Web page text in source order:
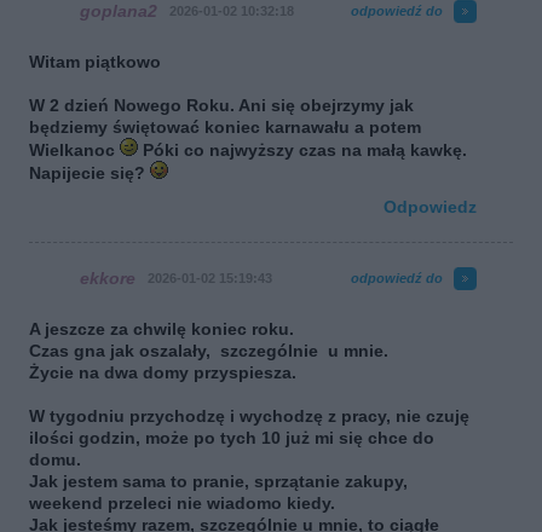
goplana2 2026-01-02 10:32:18 odpowiedź do
Witam piątkowo
W 2 dzień Nowego Roku. Ani się obejrzymy jak
będziemy świętować koniec karnawału a potem
Wielkanoc
Póki co najwyższy czas na małą kawkę.
Napijecie się?
Odpowiedz
ekkore 2026-01-02 15:19:43 odpowiedź do
A jeszcze za chwilę koniec roku.
Czas gna jak oszalały, szczególnie u mnie.
Życie na dwa domy przyspiesza.
W tygodniu przychodzę i wychodzę z pracy, nie czuję
ilości godzin, może po tych 10 już mi się chce do
domu.
Jak jestem sama to pranie, sprzątanie zakupy,
weekend przeleci nie wiadomo kiedy.
Jak jesteśmy razem, szczególnie u mnie, to ciągłe